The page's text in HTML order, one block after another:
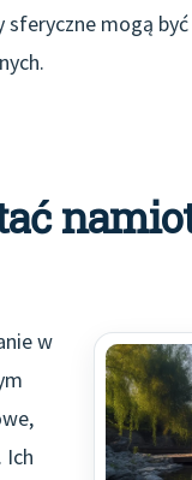
mogą
w
Ich